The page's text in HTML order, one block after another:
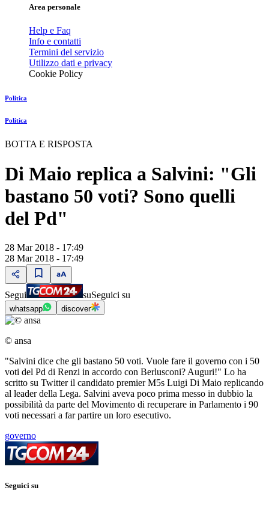
Area personale
Help e Faq
Info e contatti
Termini del servizio
Utilizzo dati e privacy
Cookie Policy
Politica
Politica
BOTTA E RISPOSTA
Di Maio replica a Salvini: "Gli
bastano 50 voti? Sono quelli
del Pd"
28 Mar 2018 - 17:49
28 Mar 2018 - 17:49
Segui suSeguici su
whatsapp discover
© ansa
"Salvini dice che gli bastano 50 voti. Vuole fare il governo con i 50
voti del Pd di Renzi in accordo con Berlusconi? Auguri!" Lo ha
scritto su Twitter il candidato premier M5s Luigi Di Maio replicando
al leader della Lega. Salvini aveva poco prima messo in dubbio la
possibilità da parte del Movimento di recuperare in Parlamento i 90
voti necessari a far partire un loro esecutivo.
governo
Seguici su